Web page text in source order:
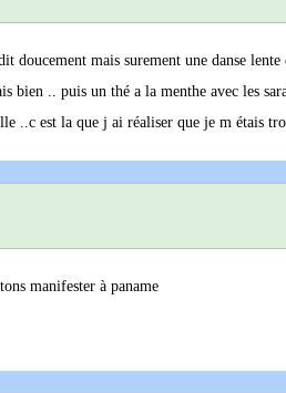
doucement mais surement une danse
bien .. puis un thé a la menthe avec les
..c est la que j ai réaliser que je m étais
manifester à paname